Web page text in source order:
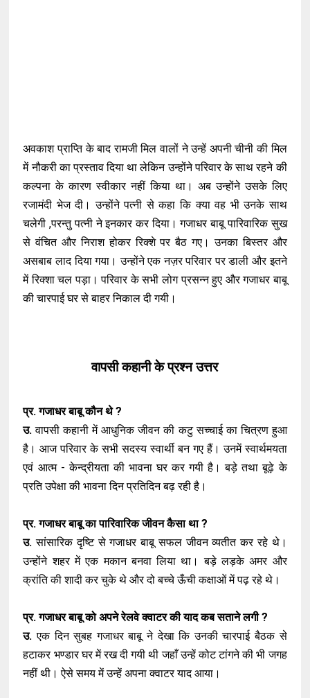
अवकाश प्राप्ति के बाद रामजी मिल वालों ने उन्हें अपनी चीनी की मिल
में नौकरी का प्रस्ताव दिया था लेकिन उन्होंने परिवार के साथ रहने की
कल्पना के कारण स्वीकार नहीं किया था। अब उन्होंने उसके लिए
रजामंदी भेज दी। उन्होंने पत्नी से कहा कि क्या वह भी उनके साथ
चलेगी ,परन्तु पत्नी ने इनकार कर दिया। गजाधर बाबू पारिवारिक सुख
से वंचित और निराश होकर रिक्शे पर बैठ गए। उनका बिस्तर और
असबाब लाद दिया गया। उन्होंने एक नज़र परिवार पर डाली और इतने
में रिक्शा चल पड़ा। परिवार के सभी लोग प्रसन्न हुए और गजाधर बाबू
की चारपाई घर से बाहर निकाल दी गयी।
वापसी कहानी के प्रश्न उत्तर
प्र. गजाधर बाबू कौन थे ?
उ. वापसी कहानी में आधुनिक जीवन की कटु सच्चाई का चित्रण हुआ
है। आज परिवार के सभी सदस्य स्वार्थी बन गए हैं। उनमें स्वार्थमयता
एवं आत्म - केन्द्रीयता की भावना घर कर गयी है। बड़े तथा बूढ़े के
प्रति उपेक्षा की भावना दिन प्रतिदिन बढ़ रही है।
प्र. गजाधर बाबू का पारिवारिक जीवन कैसा था ?
उ. सांसारिक दृष्टि से गजाधर बाबू सफल जीवन व्यतीत कर रहे थे।
उन्होंने शहर में एक मकान बनवा लिया था। बड़े लड़के अमर और
क्रांति की शादी कर चुके थे और दो बच्चे ऊँची कक्षाओं में पढ़ रहे थे।
प्र. गजाधर बाबू को अपने रेलवे क्वाटर की याद कब सताने लगी ?
उ.एक दिन सुबह गजाधर बाबू ने देखा कि उनकी चारपाई बैठक से
हटाकर भण्डार घर में रख दी गयी थी जहाँ उन्हें कोट टांगने की भी जगह
नहीं थी। ऐसे समय में उन्हें अपना क्वाटर याद आया।